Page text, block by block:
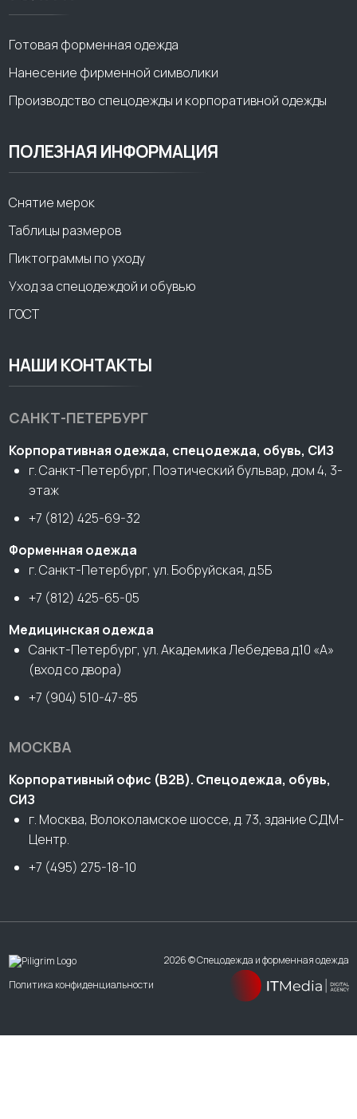
Готовая форменная одежда
Нанесение фирменной символики
Производство спецодежды и корпоративной одежды
ПОЛЕЗНАЯ ИНФОРМАЦИЯ
Снятие мерок
Таблицы размеров
Пиктограммы по уходу
Уход за спецодеждой и обувью
ГОСТ
НАШИ КОНТАКТЫ
САНКТ-ПЕТЕРБУРГ
Корпоративная одежда, спецодежда, обувь, СИЗ
г. Санкт-Петербург, Поэтический бульвар, дом 4, 3-
этаж
+7 (812) 425-69-32
Форменная одежда
г. Санкт-Петербург, ул. Бобруйская, д.5Б
+7 (812) 425-65-05
Медицинская одежда
Санкт-Петербург, ул. Академика Лебедева д.10 «А»
(вход со двора)
+7 (904) 510-47-85
МОСКВА
Корпоративный офис (В2В). Спецодежда, обувь,
СИЗ
г. Москва, Волоколамское шоссе, д. 73, здание СДМ-
Центр.
+7 (495) 275-18-10
2026 © Спецодежда и форменная одежда
Политика конфиденциальности